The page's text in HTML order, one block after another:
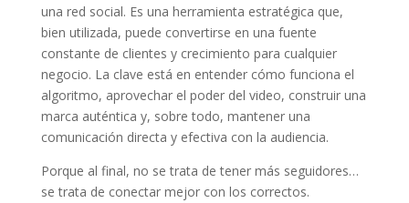
una red social. Es una herramienta estratégica que,
bien utilizada, puede convertirse en una fuente
constante de clientes y crecimiento para cualquier
negocio. La clave está en entender cómo funciona el
algoritmo, aprovechar el poder del video, construir una
marca auténtica y, sobre todo, mantener una
comunicación directa y efectiva con la audiencia.
Porque al final, no se trata de tener más seguidores…
se trata de conectar mejor con los correctos.